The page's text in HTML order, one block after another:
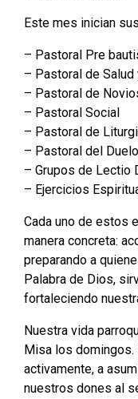
Este mes inician
– Pastoral Pre
– Pastoral de Salud
– Pastoral de
– Pastoral Social
– Pastoral de
– Pastoral del Duelo
– Grupos de Lectio
– Ejercicios
Cada uno de estos
manera concreta:
preparando a
Palabra de Dios,
fortaleciendo
Nuestra vida
Misa los domingos.
activamente, a
nuestros dones al